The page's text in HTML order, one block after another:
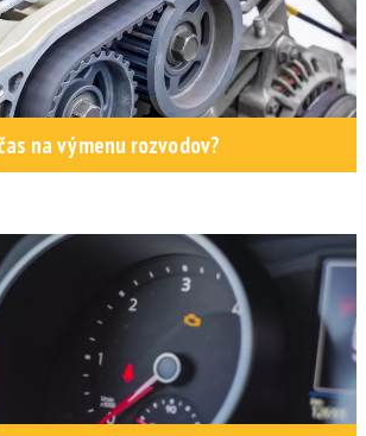
na výmenu rozvodov?